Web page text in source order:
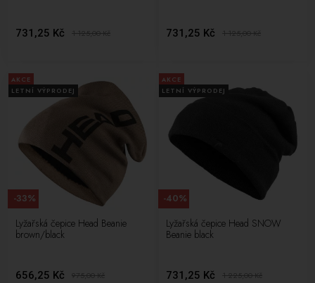
731,25 Kč 1 125,00Kč 731,25 Kč 1 125,00Kč
AKCE
LETNÍ VÝPRODEJ
Lyžařská čepice Head Beanie
brown/black
656,25 Kč 975,00Kč
-33%
AKCE
LETNÍ VÝPRODEJ
Lyžařská čepice Head SNOW
Beanie black
731,25 Kč 1 225,00Kč
-40%